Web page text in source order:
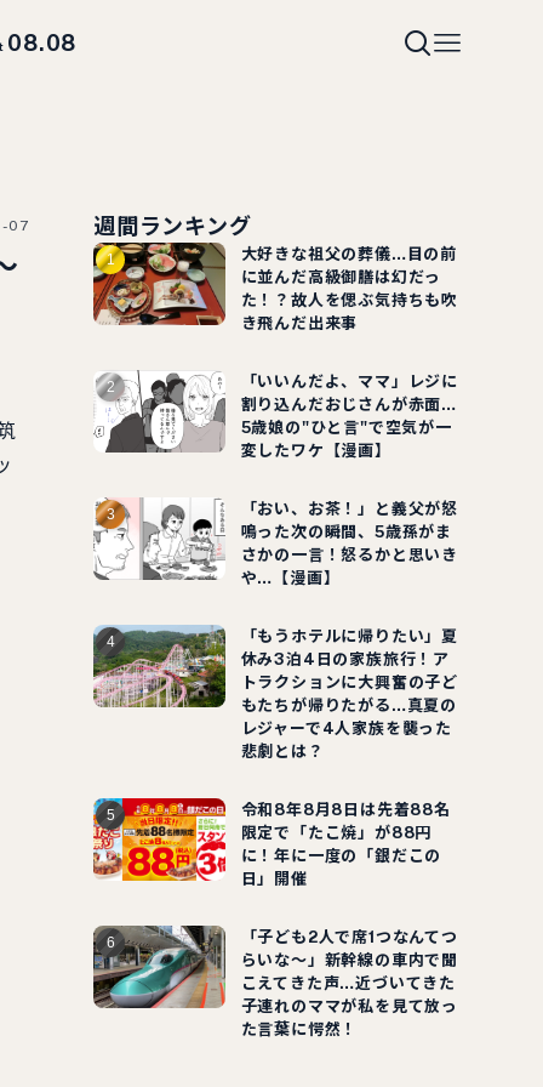
08.08
07 週間ランキング
大好きな祖父の葬儀…目の前
に並んだ高級御膳は幻だっ
た！？故人を偲ぶ気持ちも吹
き飛んだ出来事
「いいんだよ、ママ」レジに
割り込んだおじさんが赤面…
5歳娘の"ひと言"で空気が一
変したワケ【漫画】
「おい、お茶！」と義父が怒
鳴った次の瞬間、5歳孫がま
さかの一言！怒るかと思いき
や…【漫画】
「もうホテルに帰りたい」夏
休み3泊4日の家族旅行！ア
トラクションに大興奮の子ど
もたちが帰りたがる…真夏の
レジャーで4人家族を襲った
悲劇とは？
令和8年8月8日は先着88名
限定で「たこ焼」が88円
に！年に一度の「銀だこの
日」開催
「子ども2人で席1つなんてつ
らいな～」新幹線の車内で聞
こえてきた声…近づいてきた
子連れのママが私を見て放っ
た言葉に愕然！